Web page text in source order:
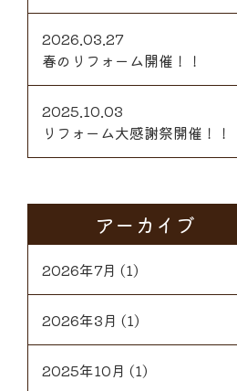
2026.03.27
春のリフォーム開催！！
2025.10.03
リフォーム大感謝祭開催！！
アーカイブ
2026年7月 (1)
2026年3月 (1)
2025年10月 (1)